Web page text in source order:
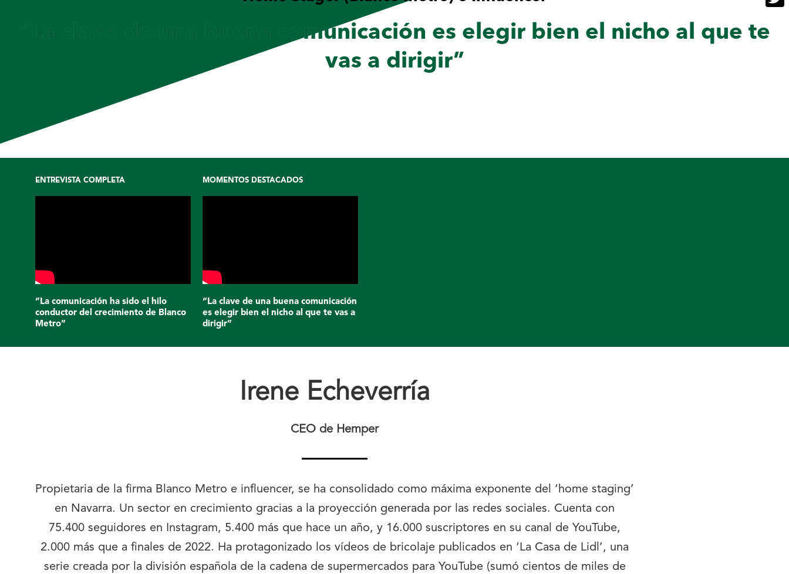
“La clave de una buena comunicación es elegir bien el nicho al que te
vas a dirigir”
ENTREVISTA COMPLETA
“La comunicación ha sido el hilo
conductor del crecimiento de Blanco
Metro”
MOMENTOS DESTACADOS
“La clave de una buena comunicación
es elegir bien el nicho al que te vas a
dirigir”
Irene Echeverría
CEO de Hemper
Propietaria de la firma Blanco Metro e influencer, se ha consolidado como máxima exponente del ‘home staging’
en Navarra. Un sector en crecimiento gracias a la proyección generada por las redes sociales. Cuenta con
75.400 seguidores en Instagram, 5.400 más que hace un año, y 16.000 suscriptores en su canal de YouTube,
2.000 más que a finales de 2022. Ha protagonizado los vídeos de bricolaje publicados en ‘La Casa de Lidl’, una
serie creada por la división española de la cadena de supermercados para YouTube (sumó cientos de miles de